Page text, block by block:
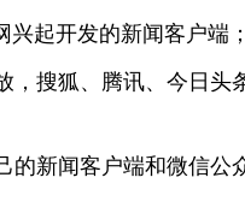
起开发的新闻客户端
搜狐、腾讯、今日头
新闻客户端和微信